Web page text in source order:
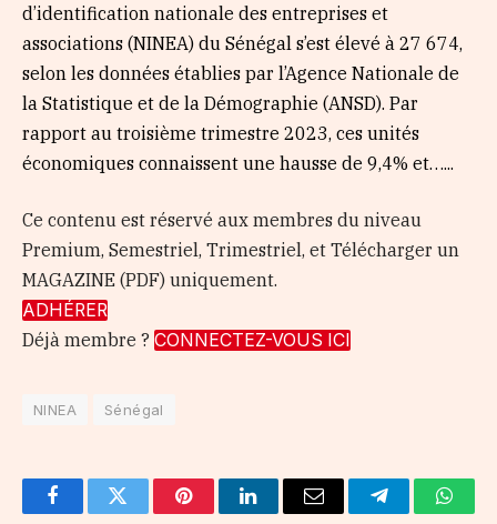
d’identification nationale des entreprises et
associations (NINEA) du Sénégal s’est élevé à 27 674,
selon les données établies par l’Agence Nationale de
la Statistique et de la Démographie (ANSD). Par
rapport au troisième trimestre 2023, ces unités
économiques connaissent une hausse de 9,4% et…...
Ce contenu est réservé aux membres du niveau
Premium, Semestriel, Trimestriel, et Télécharger un
MAGAZINE (PDF) uniquement.
ADHÉRER
Déjà membre ? CONNECTEZ-VOUS ICI
NINEA Sénégal
FacebookTwitter PinterestLinkedInEmail Telegram